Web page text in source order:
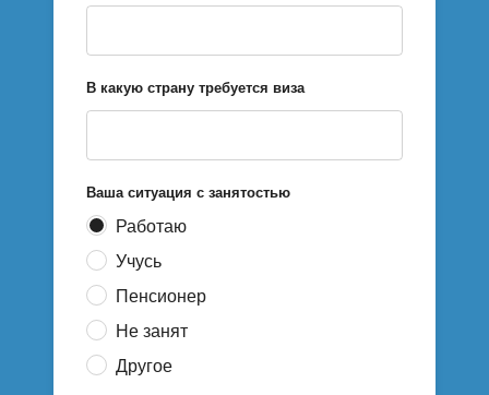
В какую страну требуется виза
Ваша ситуация с занятостью
Работаю
Учусь
Пенсионер
Не занят
Другое